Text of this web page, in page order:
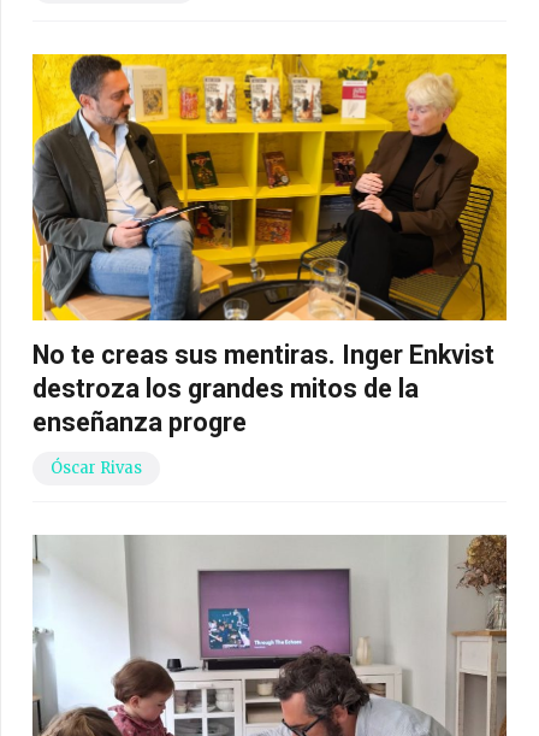
No te creas sus mentiras. Inger Enkvist
destroza los grandes mitos de la
enseñanza progre
Óscar Rivas